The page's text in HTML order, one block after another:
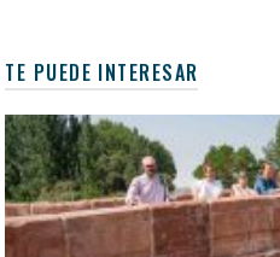
TE PUEDE INTERESAR